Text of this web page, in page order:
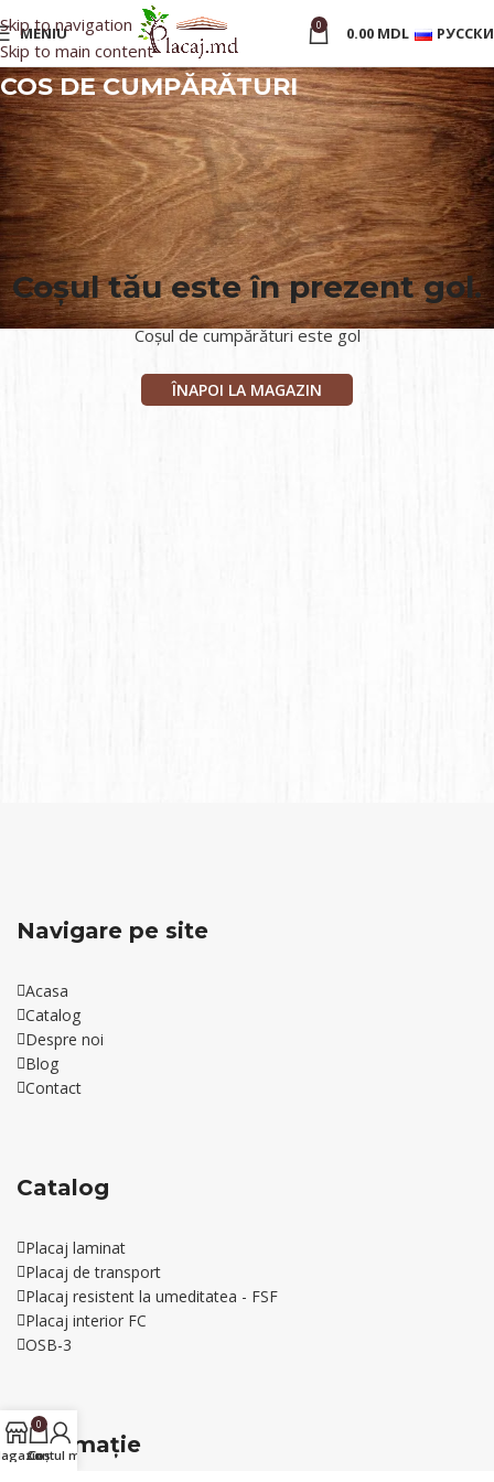
Skip to navigation
Skip to main content
MENIU 0 0.00 MDL
COS DE CUMPĂRĂTURI
Coșul tău este în prezent gol.
Coșul de cumpărături este gol
ÎNAPOI LA MAGAZIN
Navigare pe site
Acasa
Catalog
Despre noi
Blog
Contact
Catalog
Placaj laminat
Placaj de transport
Placaj resistent la umeditatea - FSF
Placaj interior FС
OSB-3
Informație
0
Coș
Contul meu